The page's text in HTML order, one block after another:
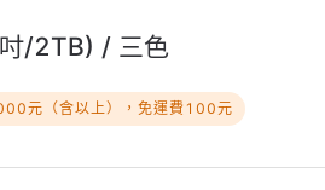
/2TB) / 三色
元（含以上），免運費100元